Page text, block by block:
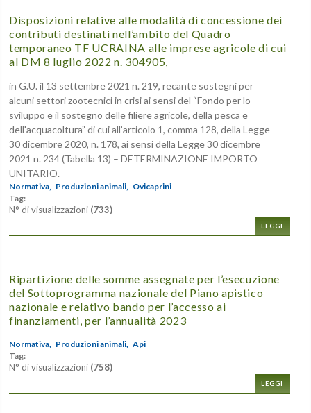
Disposizioni relative alle modalità di concessione dei
contributi destinati nell’ambito del Quadro
temporaneo TF UCRAINA alle imprese agricole di cui
al DM 8 luglio 2022 n. 304905,
in G.U. il 13 settembre 2021 n. 219, recante sostegni per
alcuni settori zootecnici in crisi ai sensi del “Fondo per lo
sviluppo e il sostegno delle filiere agricole, della pesca e
dell'acquacoltura” di cui all’articolo 1, comma 128, della Legge
30 dicembre 2020, n. 178, ai sensi della Legge 30 dicembre
2021 n. 234 (Tabella 13) – DETERMINAZIONE IMPORTO
UNITARIO.
Normativa, Produzioni animali, Ovicaprini
Tag:
N° di visualizzazioni (733)
LEGGI
Ripartizione delle somme assegnate per l’esecuzione
del Sottoprogramma nazionale del Piano apistico
nazionale e relativo bando per l’accesso ai
finanziamenti, per l’annualità 2023
Normativa, Produzioni animali,
Api
Tag:
N° di visualizzazioni (758)
LEGGI